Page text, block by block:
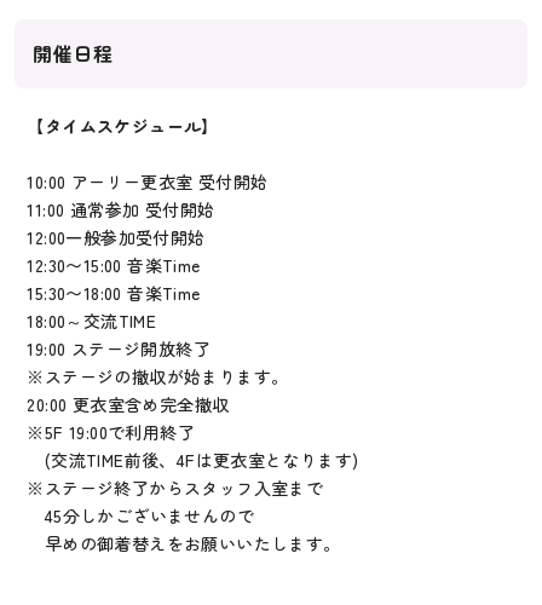
開催日程
【タイムスケジュール】
10:00 アーリー更衣室 受付開始
11:00 通常参加 受付開始
12:00一般参加受付開始
12:30〜15:00 音楽Time
15:30〜18:00 音楽Time
18:00～交流TIME
19:00 ステージ開放終了
※ステージの撤収が始まります。
20:00 更衣室含め完全撤収
※5F 19:00で利用終了
(交流TIME前後、4Fは更衣室となります)
※ステージ終了からスタッフ入室まで
45分しかございませんので
早めの御着替えをお願いいたします。